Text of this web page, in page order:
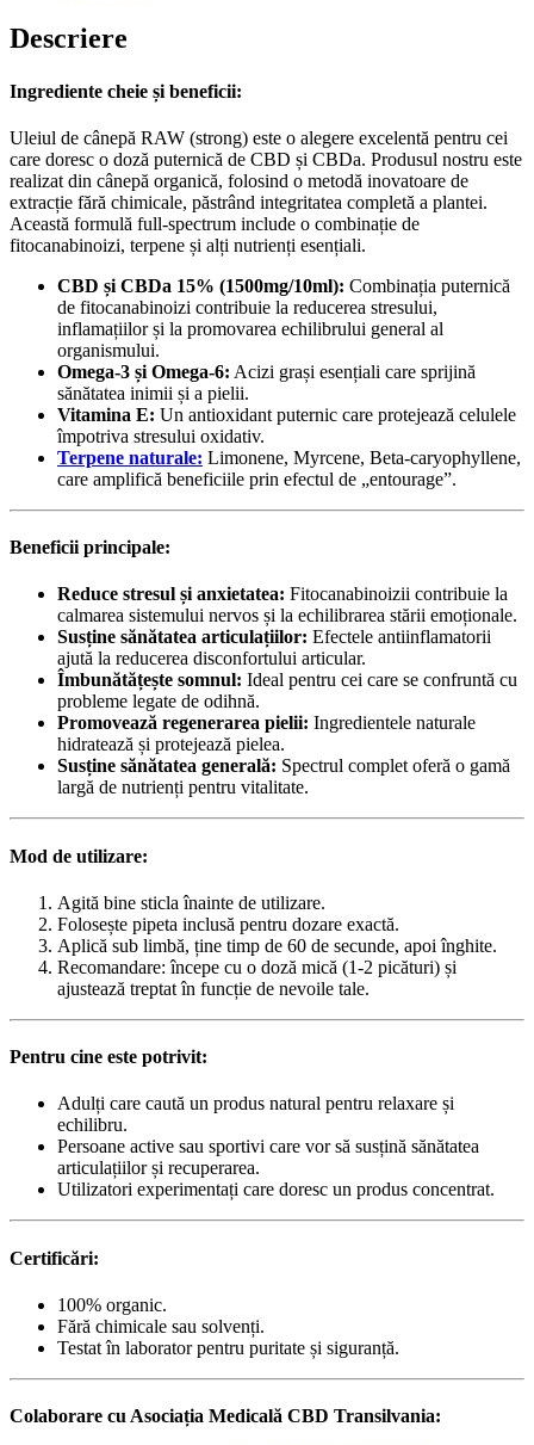
Descriere
Ingrediente cheie și beneficii:
Uleiul de cânepă RAW (strong) este o alegere excelentă pentru cei
care doresc o doză puternică de CBD și CBDa. Produsul nostru este
realizat din cânepă organică, folosind o metodă inovatoare de
extracție fără chimicale, păstrând integritatea completă a plantei.
Această formulă full-spectrum include o combinație de
fitocanabinoizi, terpene și alți nutrienți esențiali.
CBD și CBDa 15% (1500mg/10ml): Combinația puternică
de fitocanabinoizi contribuie la reducerea stresului,
inflamațiilor și la promovarea echilibrului general al
organismului.
Omega-3 și Omega-6: Acizi grași esențiali care sprijină
sănătatea inimii și a pielii.
Vitamina E: Un antioxidant puternic care protejează celulele
împotriva stresului oxidativ.
Terpene naturale: Limonene, Myrcene, Beta-caryophyllene,
care amplifică beneficiile prin efectul de „entourage”.
Beneficii principale:
Reduce stresul și anxietatea: Fitocanabinoizii contribuie la
calmarea sistemului nervos și la echilibrarea stării emoționale.
Susține sănătatea articulațiilor: Efectele antiinflamatorii
ajută la reducerea disconfortului articular.
Îmbunătățește somnul: Ideal pentru cei care se confruntă cu
probleme legate de odihnă.
Promovează regenerarea pielii: Ingredientele naturale
hidratează și protejează pielea.
Susține sănătatea generală: Spectrul complet oferă o gamă
largă de nutrienți pentru vitalitate.
Mod de utilizare:
Agită bine sticla înainte de utilizare.
Folosește pipeta inclusă pentru dozare exactă.
Aplică sub limbă, ține timp de 60 de secunde, apoi înghite.
Recomandare: începe cu o doză mică (1-2 picături) și
ajustează treptat în funcție de nevoile tale.
Pentru cine este potrivit:
Adulți care caută un produs natural pentru relaxare și
echilibru.
Persoane active sau sportivi care vor să susțină sănătatea
articulațiilor și recuperarea.
Utilizatori experimentați care doresc un produs concentrat.
Certificări:
100% organic.
Fără chimicale sau solvenți.
Testat în laborator pentru puritate și siguranță.
Colaborare cu Asociația Medicală CBD Transilvania: